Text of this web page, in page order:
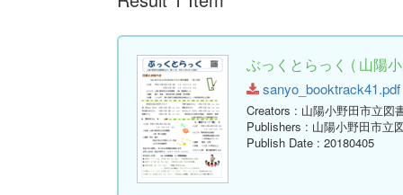
ぶっくとらっく ( 山陽
Creators : 山陽小野田市立図
Publishers : 山陽小野田市立
Publish Date : 20180405